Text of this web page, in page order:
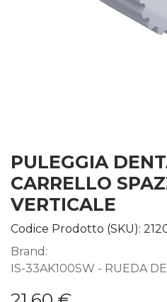
PULEGGIA
CARRELLO
VERTICALE
Codice Prodotto (SKU):
Brand:
IS-33AK100SW - RUEDA